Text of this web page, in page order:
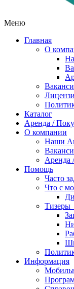
Меню
Главная
О
Каталог
Аренда /
О компании
Наши
Аренда
Помощь
Часто
Что с
Тизеры
Информация